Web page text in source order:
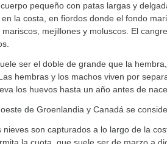
pequeño con patas largas y
la costa, en fiordos donde el fondo
mejillones y moluscos. El
ser el doble de grande que la
hembras y los machos viven por
los huevos hasta un año antes de
de Groenlandia y Canadá se
nieves son capturados a lo largo de la